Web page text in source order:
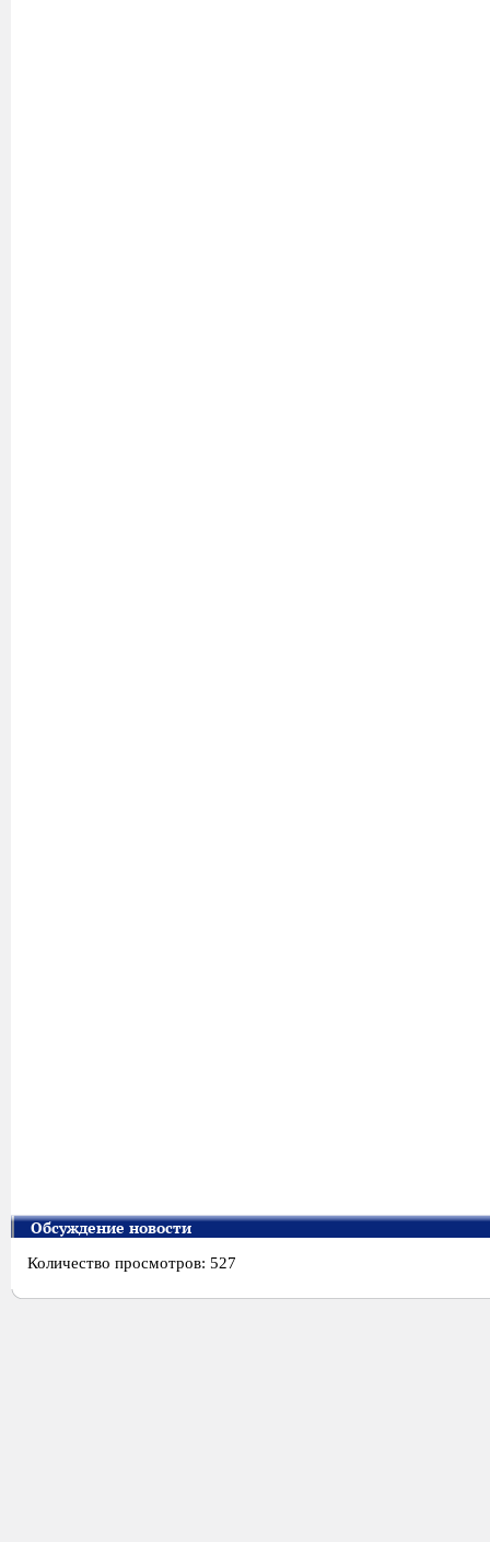
Обсуждение новости
Количество просмотров: 527